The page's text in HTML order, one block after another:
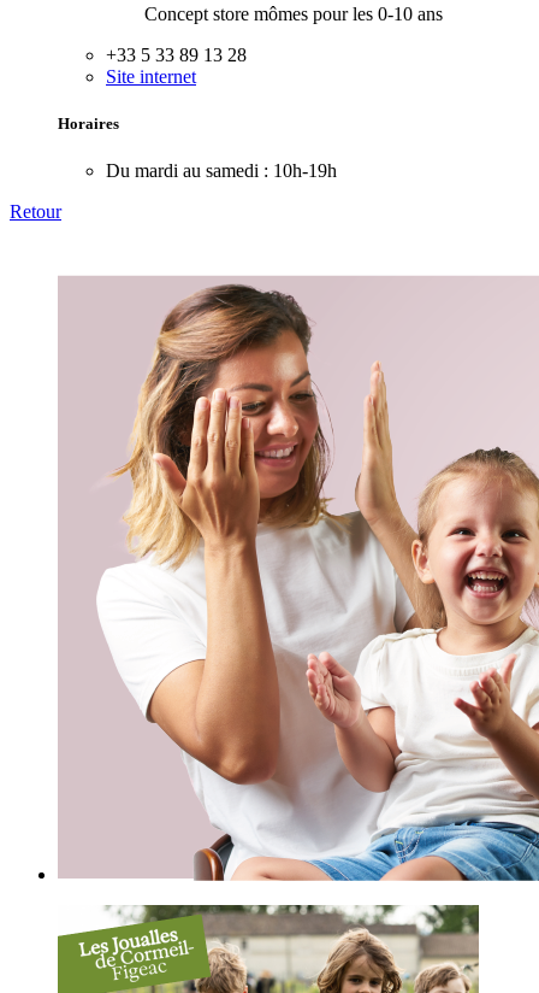
Concept store mômes pour les 0-10 ans
+33 5 33 89 13 28
Site internet
Horaires
Du mardi au samedi : 10h-19h
Retour